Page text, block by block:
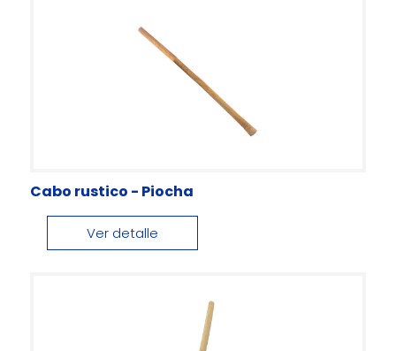
Cabo rustico - Piocha
Ver detalle